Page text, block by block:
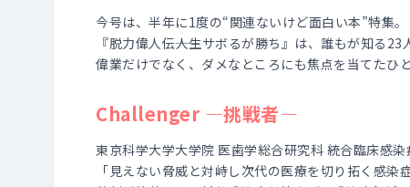
今号は、半年に1度の“関連ないけど面白い本”特集。
『脱力偉人伝――人生サボるが勝ち』は、誰もが知る23
偉業だけでなく、ダメなところにも焦点を当てたひ
Challenger ―挑戦者―
東京科学大学大学院 医歯学総合研究科 統合臨床感
「見えない脅威と対峙し次代の医療を切り拓く感染症